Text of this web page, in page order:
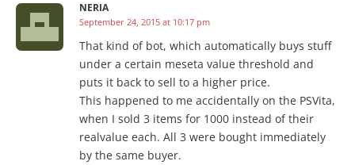
NERIA
September 24, 2015 at 10:17 pm
That kind of bot, which automatically buys stuff
under a certain meseta value threshold and
puts it back to sell to a higher price.
This happened to me accidentally on the PSVita,
when I sold 3 items for 1000 instead of their
realvalue each. All 3 were bought immediately
by the same buyer.